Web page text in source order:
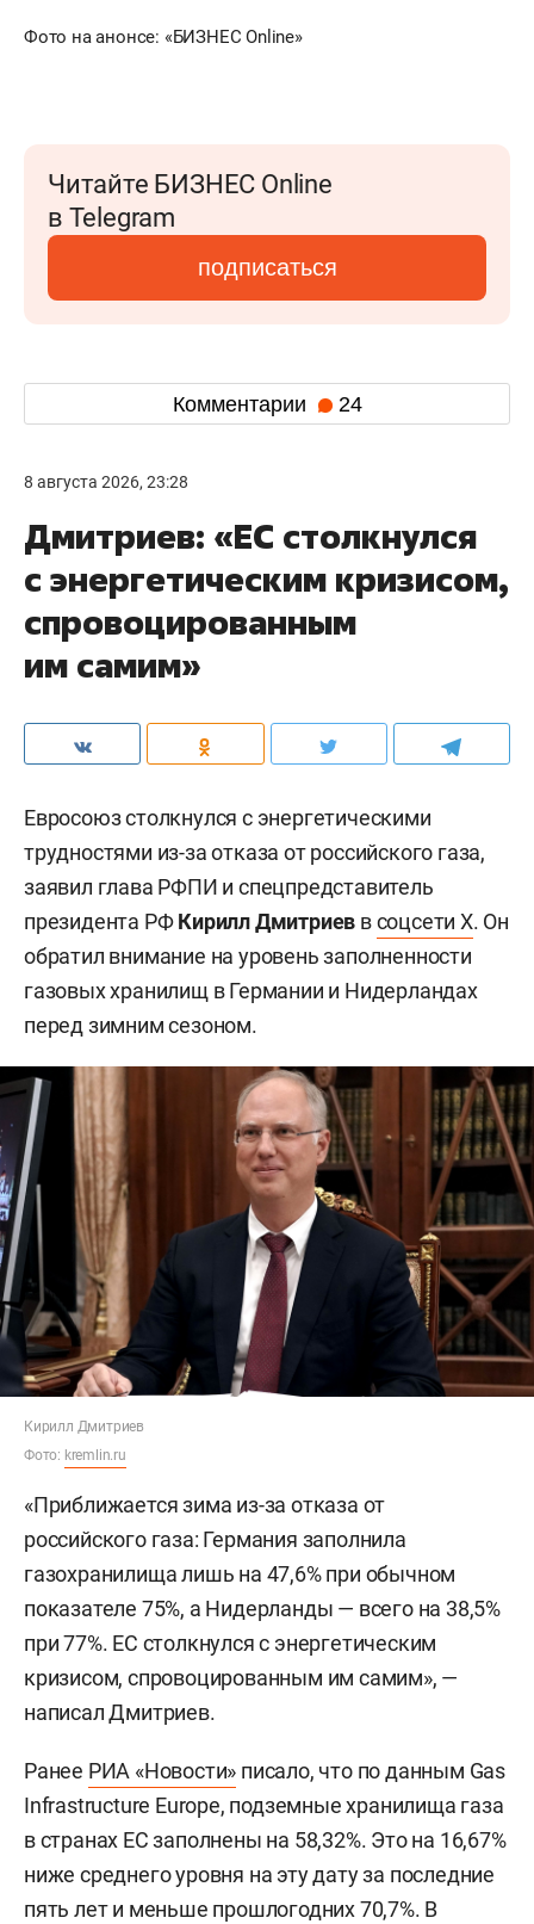
Фото на анонсе: «БИЗНЕС Online»
Читайте БИЗНЕС Online
в Telegram
подписаться
Комментарии 24
8 августа 2026, 23:28
Дмитриев: «ЕС столкнулся
с энергетическим кризисом,
спровоцированным
им самим»
Евросоюз столкнулся с энергетическими
трудностями из-за отказа от российского газа,
заявил глава РФПИ и спецпредставитель
президента РФКирилл Дмитриев всоцсети X. Он
обратил внимание на уровень заполненности
газовых хранилищ в Германии и Нидерландах
перед зимним сезоном.
Кирилл Дмитриев
Фото: kremlin.ru
«Приближается зима из-за отказа от
российского газа: Германия заполнила
газохранилища лишь на 47,6% при обычном
показателе 75%, а Нидерланды — всего на 38,5%
при 77%. ЕС столкнулся с энергетическим
кризисом, спровоцированным им самим», —
написал Дмитриев.
Ранее РИА «Новости» писало, что по данным Gas
Infrastructure Europe, подземные хранилища газа
в странах ЕС заполнены на 58,32%. Это на 16,67%
ниже среднего уровня на эту дату за последние
пять лет и меньше прошлогодних 70,7%. В